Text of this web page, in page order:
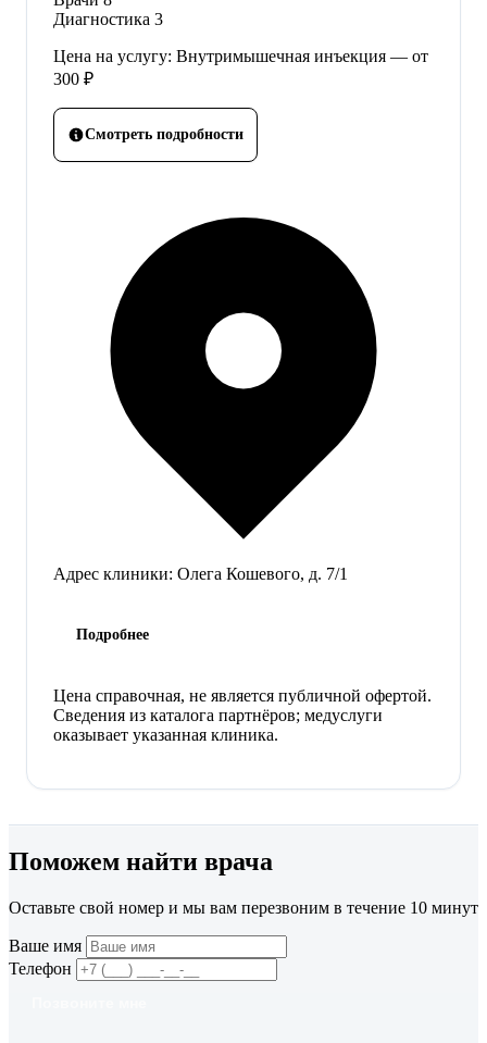
Диагностика 3
Цена на услугу: Внутримышечная инъекция — от
300 ₽
Смотреть подробности
Адрес клиники: Олега Кошевого, д. 7/1
Подробнее
Цена справочная, не является публичной офертой.
Сведения из каталога партнёров; медуслуги
оказывает указанная клиника.
Поможем найти врача
Оставьте свой номер и мы вам перезвоним в течение 10 минут
Ваше имя
Телефон